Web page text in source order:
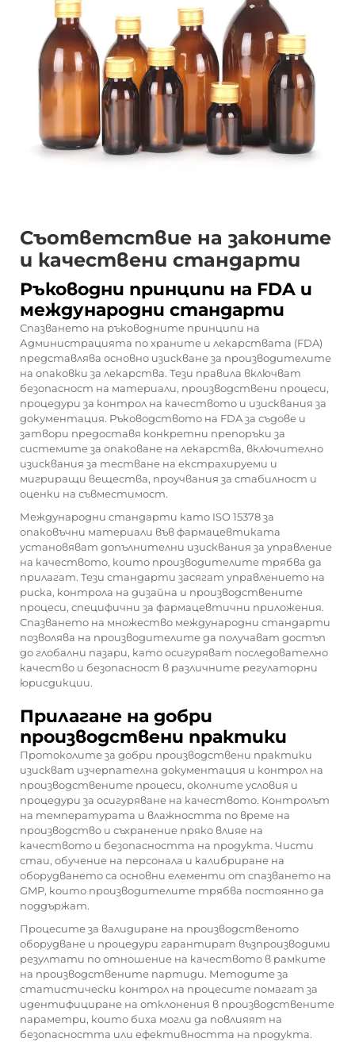
Съответствие на законите
и качествени стандарти
Ръководни принципи на FDA и
международни стандарти
Спазването на ръководните принципи на
Администрацията по храните и лекарствата (FDA)
представлява основно изискване за производителите
на опаковки за лекарства. Тези правила включват
безопасност на материали, производствени процеси,
процедури за контрол на качеството и изисквания за
документация. Ръководството на FDA за съдове и
затвори предоставя конкретни препоръки за
системите за опаковане на лекарства, включително
изисквания за тестване на екстрахируеми и
мигриращи вещества, проучвания за стабилност и
оценки на съвместимост.
Международни стандарти като ISO 15378 за
опаковъчни материали във фармацевтиката
установяват допълнителни изисквания за управление
на качеството, които производителите трябва да
прилагат. Тези стандарти засягат управлението на
риска, контрола на дизайна и производствените
процеси, специфични за фармацевтични приложения.
Спазването на множество международни стандарти
позволява на производителите да получават достъп
до глобални пазари, като осигуряват последователно
качество и безопасност в различните регулаторни
юрисдикции.
Прилагане на добри
производствени практики
Протоколите за добри производствени практики
изискват изчерпателна документация и контрол на
производствените процеси, околните условия и
процедури за осигуряване на качеството. Контролът
на температурата и влажността по време на
производство и съхранение пряко влияе на
качеството и безопасността на продукта. Чисти
стаи, обучение на персонала и калибриране на
оборудването са основни елементи от спазването на
GMP, които производителите трябва постоянно да
поддържат.
Процесите за валидиране на производственото
оборудване и процедури гарантират възпроизводими
резултати по отношение на качеството в рамките
на производствените партиди. Методите за
статистически контрол на процесите помагат за
идентифициране на отклонения в производствените
параметри, които биха могли да повлияят на
безопасността или ефективността на продукта.